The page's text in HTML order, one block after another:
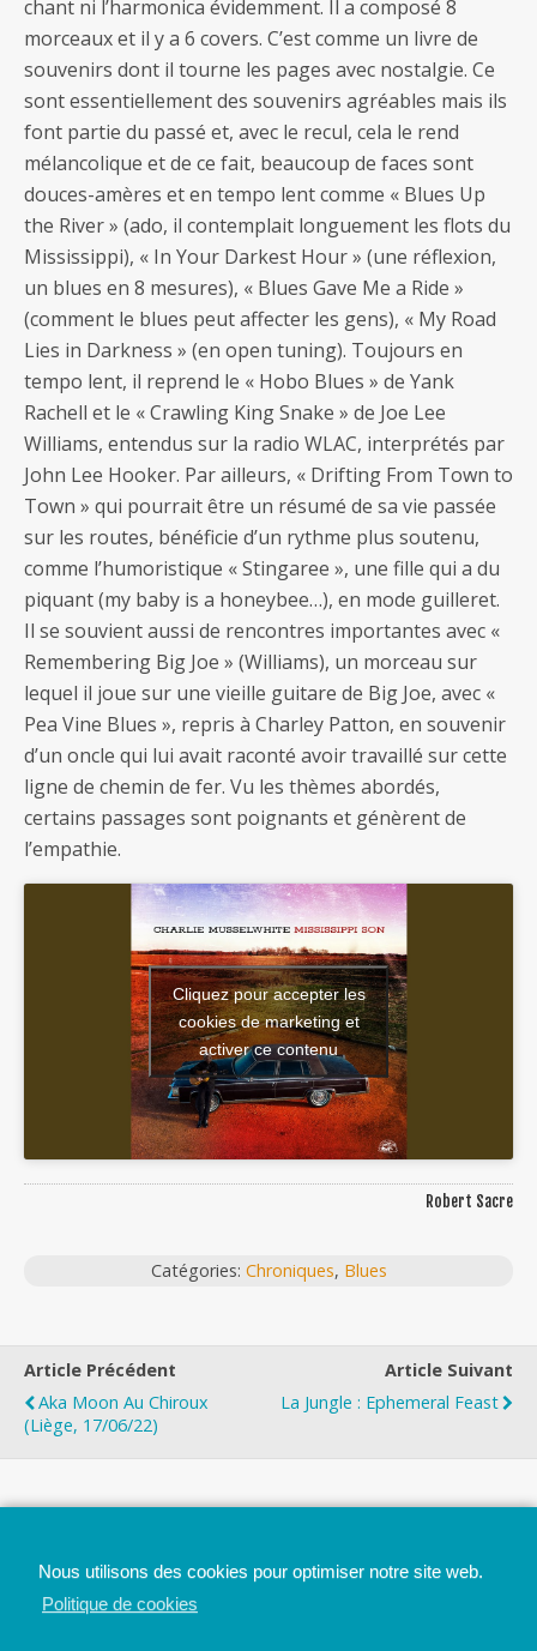
chant ni l’harmonica évidemment. Il a composé 8
morceaux et il y a 6 covers. C’est comme un livre de
souvenirs dont il tourne les pages avec nostalgie. Ce
sont essentiellement des souvenirs agréables mais ils
font partie du passé et, avec le recul, cela le rend
mélancolique et de ce fait, beaucoup de faces sont
douces-amères et en tempo lent comme « Blues Up
the River » (ado, il contemplait longuement les flots du
Mississippi), « In Your Darkest Hour » (une réflexion,
un blues en 8 mesures), « Blues Gave Me a Ride »
(comment le blues peut affecter les gens), « My Road
Lies in Darkness » (en open tuning). Toujours en
tempo lent, il reprend le « Hobo Blues » de Yank
Rachell et le « Crawling King Snake » de Joe Lee
Williams, entendus sur la radio WLAC, interprétés par
John Lee Hooker. Par ailleurs, « Drifting From Town to
Town » qui pourrait être un résumé de sa vie passée
sur les routes, bénéficie d’un rythme plus soutenu,
comme l’humoristique « Stingaree », une fille qui a du
piquant (my baby is a honeybee…), en mode guilleret.
Il se souvient aussi de rencontres importantes avec «
Remembering Big Joe » (Williams), un morceau sur
lequel il joue sur une vieille guitare de Big Joe, avec «
Pea Vine Blues », repris à Charley Patton, en souvenir
d’un oncle qui lui avait raconté avoir travaillé sur cette
ligne de chemin de fer. Vu les thèmes abordés,
certains passages sont poignants et génèrent de
l’empathie.
Cliquez pour accepter les
cookies de marketing et
activer ce contenu
Robert Sacre
Catégories: Chroniques, Blues
Article Précédent
Aka Moon Au Chiroux
(Liège, 17/06/22)
Article Suivant
La Jungle : Ephemeral Feast
Nous utilisons des cookies pour optimiser notre site web.
Politique de cookies